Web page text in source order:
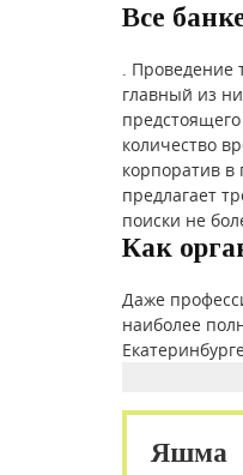
Все
.
главный из
количество
корпоратив
предлагает
поиски не
Как
Даже
наиболее
Яшма